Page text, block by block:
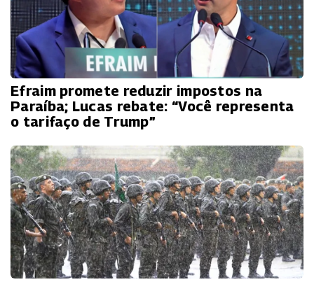
Efraim promete reduzir impostos na
Paraíba; Lucas rebate: “Você representa
o tarifaço de Trump”